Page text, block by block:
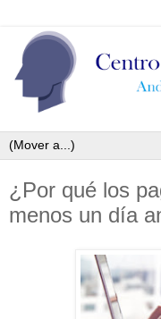
¿Por qué los
menos un día